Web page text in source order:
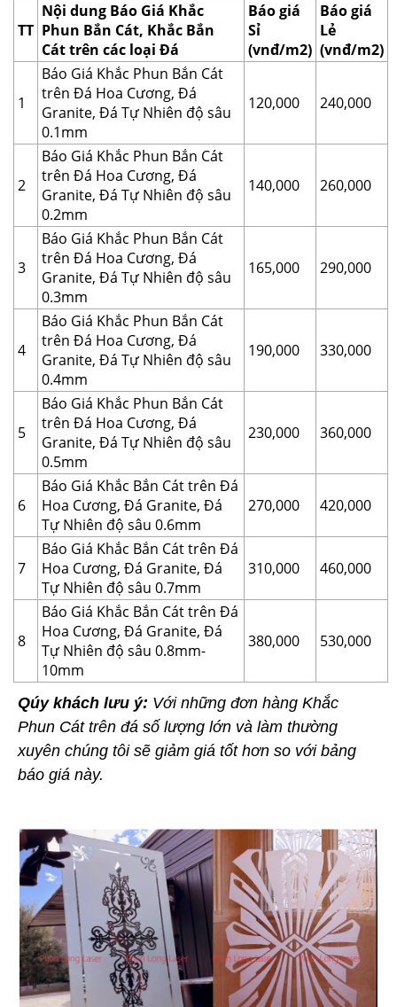
TT
Nội dung Báo Giá Khắc
Phun Bắn Cát, Khắc Bắn
Cát trên các loại Đá
Báo giá
Sỉ
(vnđ/m2)
Báo giá
Lẻ
(vnđ/m2)
1
Báo Giá Khắc Phun Bắn Cát
trên Đá Hoa Cương, Đá
Granite, Đá Tự Nhiên độ sâu
0.1mm
120,000 240,000
2
Báo Giá Khắc Phun Bắn Cát
trên Đá Hoa Cương, Đá
Granite, Đá Tự Nhiên độ sâu
0.2mm
140,000 260,000
3
Báo Giá Khắc Phun Bắn Cát
trên Đá Hoa Cương, Đá
Granite, Đá Tự Nhiên độ sâu
0.3mm
165,000 290,000
4
Báo Giá Khắc Phun Bắn Cát
trên Đá Hoa Cương, Đá
Granite, Đá Tự Nhiên độ sâu
0.4mm
190,000 330,000
5
Báo Giá Khắc Phun Bắn Cát
trên Đá Hoa Cương, Đá
Granite, Đá Tự Nhiên độ sâu
0.5mm
230,000 360,000
6
Báo Giá Khắc Bắn Cát trên Đá
Hoa Cương, Đá Granite, Đá
Tự Nhiên độ sâu 0.6mm
270,000 420,000
7
Báo Giá Khắc Bắn Cát trên Đá
Hoa Cương, Đá Granite, Đá
Tự Nhiên độ sâu 0.7mm
310,000 460,000
8
Báo Giá Khắc Bắn Cát trên Đá
Hoa Cương, Đá Granite, Đá
Tự Nhiên độ sâu 0.8mm-
10mm
380,000 530,000
Qúy khách lưu ý: Với những đơn hàng Khắc
Phun Cát trên đá số lượng lớn và làm thường
xuyên chúng tôi sẽ giảm giá tốt hơn so với bảng
báo giá này.